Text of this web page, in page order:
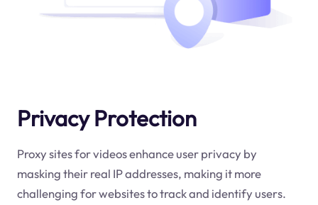
Privacy Protection
Proxy sites for videos enhance user privacy by
masking their real IP addresses, making it more
challenging for websites to track and identify users.